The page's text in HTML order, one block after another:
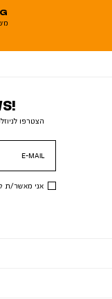
הצטרפו לניוזלטר וקבלו 10%
E-MAIL
אני מאשר/ת